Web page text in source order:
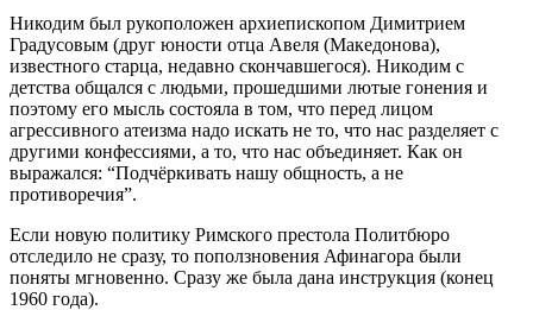
Никодим был рукоположен архиепископом Димитрием
Градусовым (друг юности отца Авеля (Македонова),
известного старца, недавно скончавшегося). Никодим с
детства общался с людьми, прошедшими лютые гонения и
поэтому его мысль состояла в том, что перед лицом
агрессивного атеизма надо искать не то, что нас разделяет с
другими конфессиями, а то, что нас объединяет. Как он
выражался: “Подчёркивать нашу общность, а не
противоречия”.
Если новую политику Римского престола Политбюро
отследило не сразу, то поползновения Афинагора были
поняты мгновенно. Сразу же была дана инструкция (конец
1960 года).